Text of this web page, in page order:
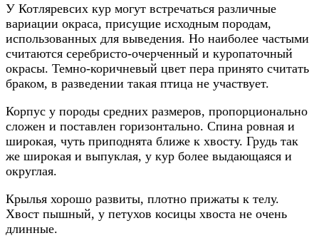
У Котляревсих кур могут встречаться различные
вариации окраса, присущие исходным породам,
использованных для выведения. Но наиболее частыми
считаются серебристо-очерченный и куропаточный
окрасы. Темно-коричневый цвет пера принято считать
браком, в разведении такая птица не участвует.
Корпус у породы средних размеров, пропорционально
сложен и поставлен горизонтально. Спина ровная и
широкая, чуть приподнята ближе к хвосту. Грудь так
же широкая и выпуклая, у кур более выдающаяся и
округлая.
Крылья хорошо развиты, плотно прижаты к телу.
Хвост пышный, у петухов косицы хвоста не очень
длинные.